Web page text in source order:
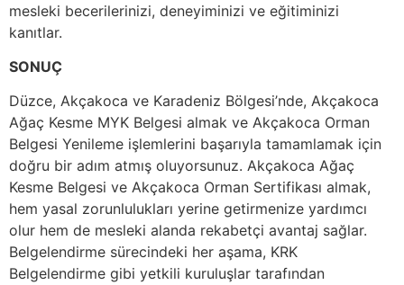
mesleki becerilerinizi, deneyiminizi ve eğitiminizi
kanıtlar.
SONUÇ
Düzce, Akçakoca ve Karadeniz Bölgesi’nde, Akçakoca
Ağaç Kesme MYK Belgesi almak ve Akçakoca Orman
Belgesi Yenileme işlemlerini başarıyla tamamlamak için
doğru bir adım atmış oluyorsunuz. Akçakoca Ağaç
Kesme Belgesi ve Akçakoca Orman Sertifikası almak,
hem yasal zorunlulukları yerine getirmenize yardımcı
olur hem de mesleki alanda rekabetçi avantaj sağlar.
Belgelendirme sürecindeki her aşama, KRK
Belgelendirme gibi yetkili kuruluşlar tarafından